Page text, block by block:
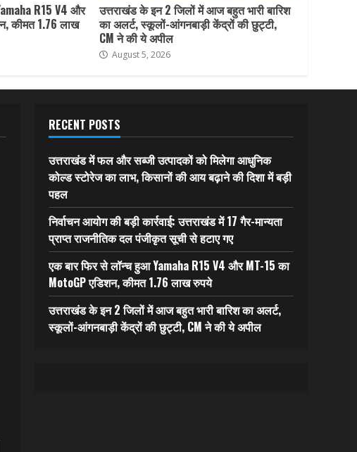
R15 V4 और
कीमत 1.76 लाख
उत्तराखंड के इन 2 जिलों में आज बहुत भारी बारिश
का अलर्ट, स्कूलों-आंगनबाड़ी केंद्रों की छुट्टी,
CM ने की ये अपील
August 5, 2026
RECENT POSTS
उत्तराखंड में फल और सब्जी उत्पादकों को मिलेगा आधुनिक
कोल्ड स्टोरेज का लाभ, किसानों की आय बढ़ाने की दिशा में बड़ी
पहल
निर्वाचन आयोग की बड़ी कार्रवाई: उत्तराखंड में 17 गैर-मान्यता
प्राप्त राजनीतिक दल पंजीकृत सूची से हटाए गए
एक बार फिर से लॉन्च हुआ Yamaha R15 V4 और MT-15 का
MotoGP एडिशन, कीमत 1.76 लाख रुपये
उत्तराखंड के इन 2 जिलों में आज बहुत भारी बारिश का अलर्ट,
स्कूलों-आंगनबाड़ी केंद्रों की छुट्टी, CM ने की ये अपील